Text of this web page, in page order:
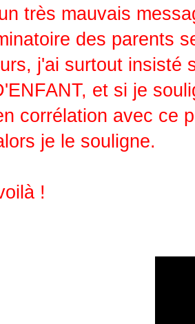
très mauvais
des parents
j'ai surtout insisté
et si je
corrélation avec ce
je le souligne.
!